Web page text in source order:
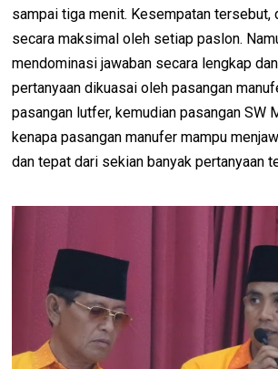
sampai tiga menit. Kesempatan tersebut,
secara maksimal oleh setiap paslon.
mendominasi jawaban secara lengkap
pertanyaan dikuasai oleh pasangan
pasangan lutfer, kemudian pasangan SW
kenapa pasangan manufer mampu
dan tepat dari sekian banyak pertanyaan